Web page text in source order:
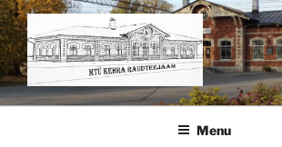
Skip
to
content
KEHRA MUUSEUM –
KEHRA
Menu